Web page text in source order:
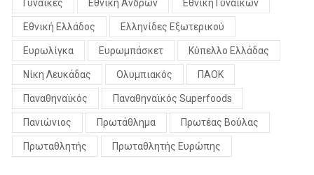
Γυναίκες Εθνική Ανδρών Εθνική Γυναικών
Εθνική Ελλάδος Ελληνίδες Εξωτερικού
Ευρωλίγκα Ευρωμπάσκετ Κύπελλο Ελλάδας
Νίκη Λευκάδας Ολυμπιακός ΠΑΟΚ
Παναθηναϊκός Παναθηναϊκός Superfoods
Πανιώνιος Πρωτάθλημα Πρωτέας Βούλας
Πρωταθλητής Πρωταθλητής Ευρώπης